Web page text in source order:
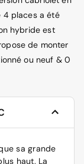
4 places a été
hybride est
de monter
ou neuf & 0
sa grande
haut. La